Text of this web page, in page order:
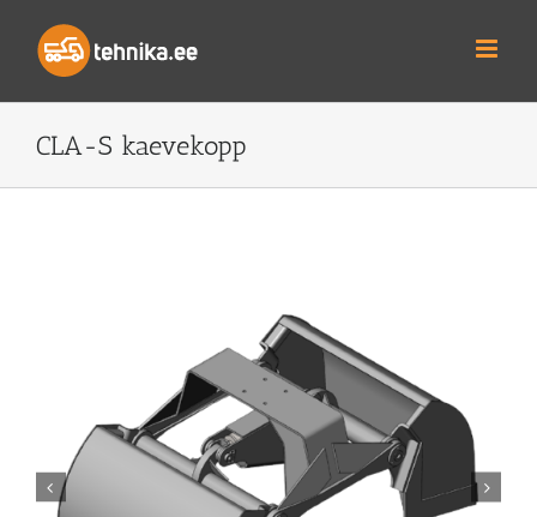
content
CLA-S kaevekopp
 